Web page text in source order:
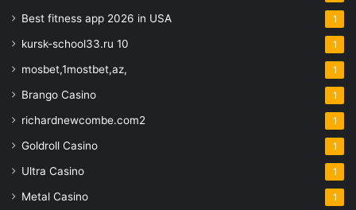
Best fitness app 2026 in USA 1
kursk-school33.ru 10 1
mosbet,1mostbet,az, 1
Brango Casino 1
richardnewcombe.com2 1
Goldroll Casino 1
Ultra Casino 1
Metal Casino 1